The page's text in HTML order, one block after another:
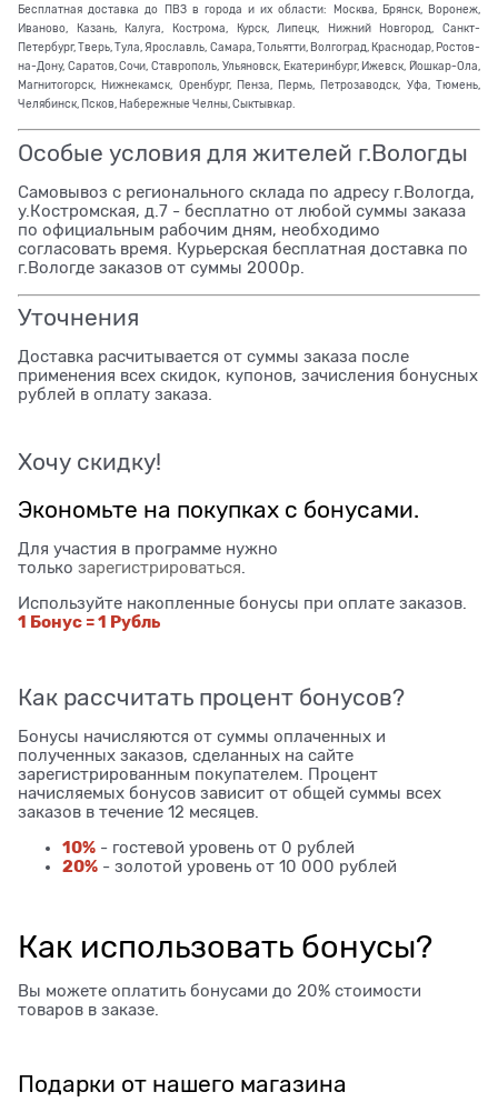
Бесплатная доставка до ПВЗ в города и их области: Москва, Брянск, Воронеж,
Иваново, Казань, Калуга, Кострома, Курск, Липецк, Нижний Новгород, Санкт-
Петербург, Тверь, Тула, Ярославль, Самара, Тольятти, Волгоград, Краснодар, Ростов-
на-Дону, Саратов, Сочи, Ставрополь, Ульяновск, Екатеринбург, Ижевск, Йошкар-Ола,
Магнитогорск, Нижнекамск, Оренбург, Пенза, Пермь, Петрозаводск, Уфа, Тюмень,
Челябинск, Псков, Набережные Челны, Сыктывкар.
Особые условия для жителей г.Вологды
Самовывоз с регионального склада по адресу г.Вологда,
у.Костромская, д.7 - бесплатно от любой суммы заказа
по официальным рабочим дням, необходимо
согласовать время. Курьерская бесплатная доставка по
г.Вологде заказов от суммы 2000р.
Уточнения
Доставка расчитывается от суммы заказа после
применения всех скидок, купонов, зачисления бонусных
рублей в оплату заказа.
Хочу скидку!
Экономьте на покупках с бонусами.
Для участия в программе нужно
только зарегистрироваться.
Используйте накопленные бонусы при оплате заказов.
1 Бонус = 1 Рубль
Как рассчитать процент бонусов?
Бонусы начисляются от суммы оплаченных и
полученных заказов, сделанных на сайте
зарегистрированным покупателем. Процент
начисляемых бонусов зависит от общей суммы всех
заказов в течение 12 месяцев.
10% - гостевой уровень от 0 рублей
20% - золотой уровень от 10 000 рублей
Как использовать бонусы?
Вы можете оплатить бонусами до 20% стоимости
товаров в заказе.
Подарки от нашего магазина